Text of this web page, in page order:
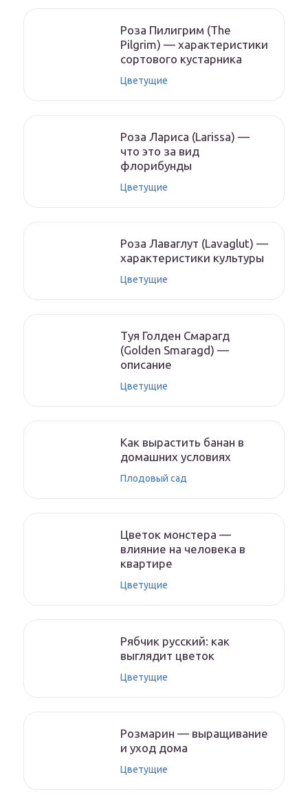
Роза Пилигрим (The
Pilgrim) — характеристики
сортового кустарника
Цветущие
Роза Лариса (Larissa) —
что это за вид
флорибунды
Цветущие
Роза Лаваглут (Lavaglut) —
характеристики культуры
Цветущие
Туя Голден Смарагд
(Golden Smaragd) —
описание
Цветущие
Как вырастить банан в
домашних условиях
Плодовый сад
Цветок монстера —
влияние на человека в
квартире
Цветущие
Рябчик русский: как
выглядит цветок
Цветущие
Розмарин — выращивание
и уход дома
Цветущие